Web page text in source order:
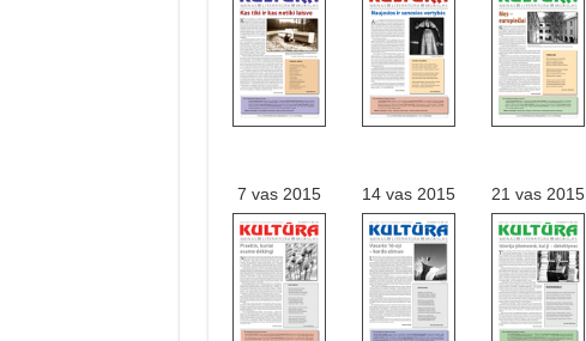
7 vas 2015 14 vas 2015 21 vas 2015